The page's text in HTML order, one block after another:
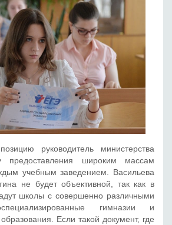
руководитель министерства
предоставления широким массам
учебным заведением. Васильева
не будет объективной, так как в
школы с совершенно различными
гимназии и
Если такой документ, где